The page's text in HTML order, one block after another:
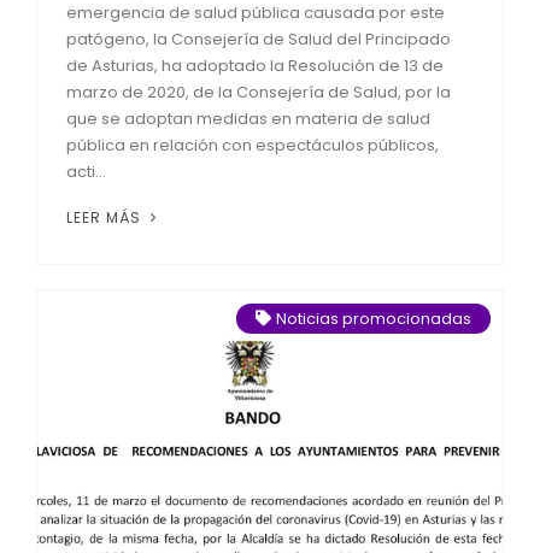
emergencia de salud pública causada por este
patógeno, la Consejería de Salud del Principado
de Asturias, ha adoptado la Resolución de 13 de
marzo de 2020, de la Consejería de Salud, por la
que se adoptan medidas en materia de salud
pública en relación con espectáculos públicos,
acti...
LEER MÁS
Noticias promocionadas